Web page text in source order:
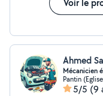
Voir le
Ahmed
Mécanicien
Pantin
5/5 (9